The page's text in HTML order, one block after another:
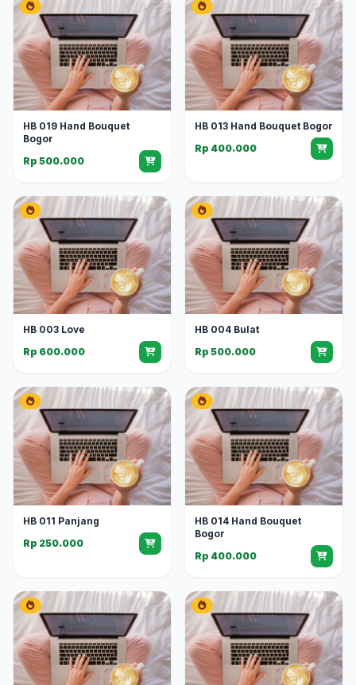
HB 019 Hand Bouquet
Bogor
Rp 500.000
HB 013 Hand Bouquet Bogor
Rp 400.000
HB 003 Love
Rp 600.000
HB 004 Bulat
Rp 500.000
HB 011 Panjang
Rp 250.000
HB 014 Hand Bouquet
Bogor
Rp 400.000